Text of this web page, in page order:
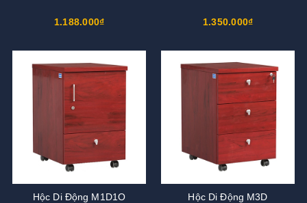
1.188.000₫ 1.350.000₫
Hộc Di Động M1D1O Hộc Di Động M3D